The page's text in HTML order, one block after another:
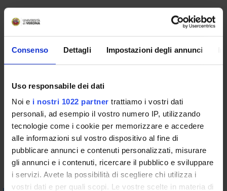
Consenso Dettagli Impostazioni degli annunci
Uso responsabile dei dati
Noi e i nostri 1022 partner trattiamo i vostri dati
personali, ad esempio il vostro numero IP, utilizzando
tecnologie come i cookie per memorizzare e accedere
alle informazioni sul vostro dispositivo al fine di
pubblicare annunci e contenuti personalizzati, misurare
gli annunci e i contenuti, ricercare il pubblico e sviluppare
i servizi. Avete la possibilità di scegliere chi utilizza i
vostri dati e per quali scopi. Le vostre scelte in materia di
Program
This section completes the course of English Language Year 1
and it is created in order to practice English for Medical and
1) Health communication
2) Health literacy
3) Patient-centred care
4) Readability and comprehensibility of medical documents
Bibliography
Vai alla bibliografia